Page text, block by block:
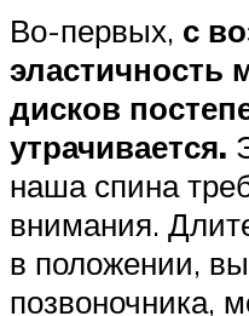
Во-первых, с
эластичность
дисков
утрачивается.
наша спина
внимания.
в положении,
позвоночника,